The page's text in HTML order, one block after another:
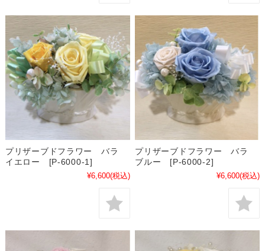
プリザーブドフラワー バラ
イエロー [P-6000-1]
¥6,600(税込)
プリザーブドフラワー バラ
ブルー [P-6000-2]
¥6,600(税込)